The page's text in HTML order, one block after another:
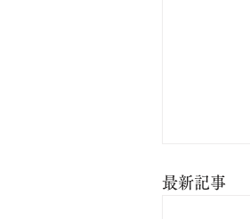
最新記事